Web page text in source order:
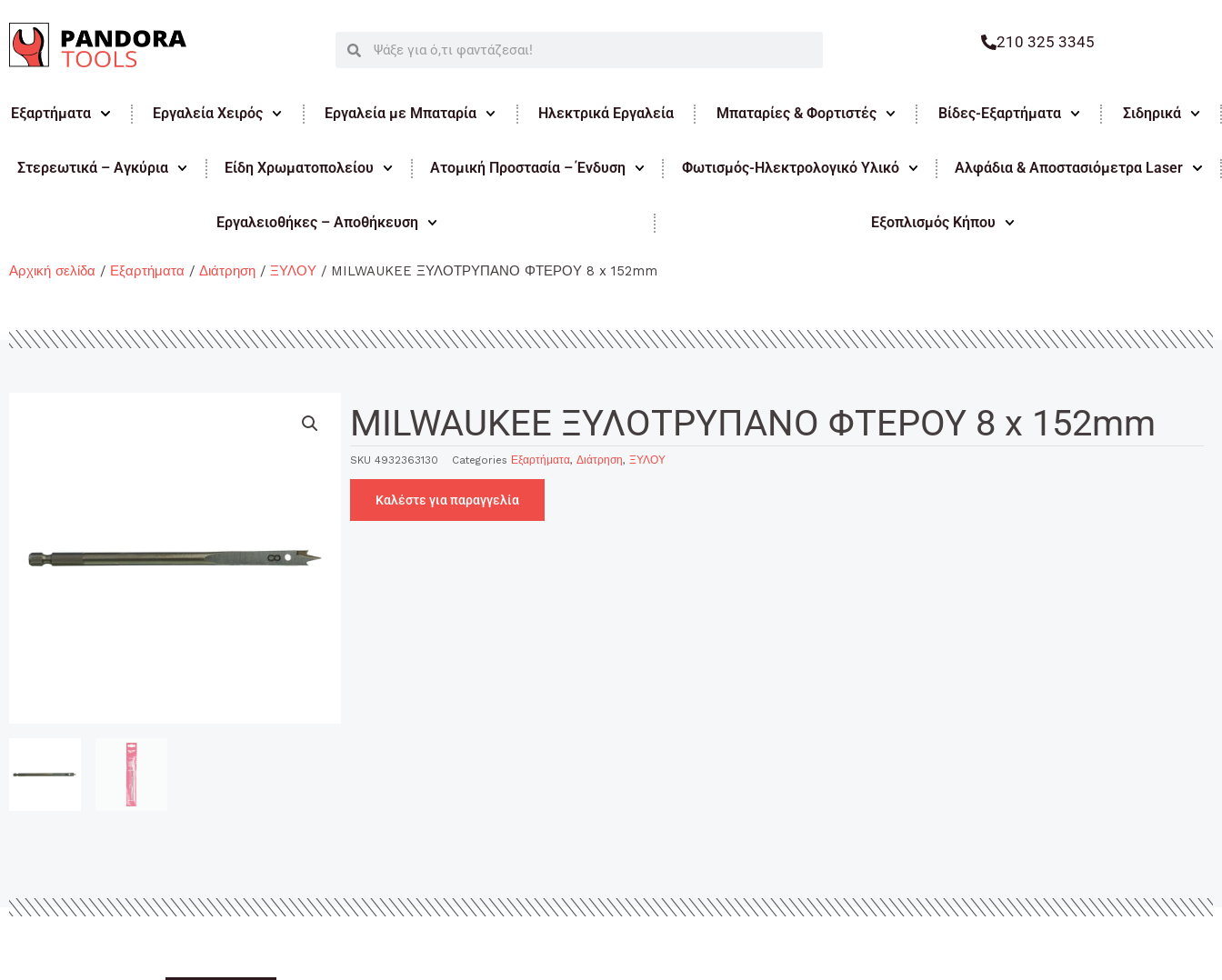
στο
περιεχόμενο
SearchSearch 210 325 3345
Εξαρτήματα Εργαλεία Χειρός Εργαλεία με Μπαταρία Ηλεκτρικά Εργαλεία Μπαταρίες & Φορτιστές Βίδες-Εξαρτήματα Σιδηρικά
Στερεωτικά – Αγκύρια Είδη Χρωματοπολείου Ατομική Προστασία – Ένδυση Φωτισμός-Ηλεκτρολογικό Υλικό Αλφάδια & Αποστασιόμετρα Laser
Εργαλειοθήκες – Αποθήκευση Εξοπλισμός Κήπου
Αρχική σελίδα / Εξαρτήματα / Διάτρηση / ΞΥΛΟΥ / MILWAUKEE ΞΥΛΟΤΡΥΠΑΝΟ ΦΤΕΡΟΥ 8 x 152mm
MILWAUKEE ΞΥΛΟΤΡΥΠΑΝΟ ΦΤΕΡΟΥ 8 x 152mm
SKU 4932363130 Categories Εξαρτήματα, Διάτρηση, ΞΥΛΟΥ
Καλέστε για παραγγελία